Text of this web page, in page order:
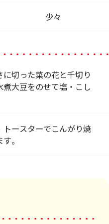
少々
切った菜の花と千切り
大豆をのせて塩・こし
ースターでこんがり焼
。